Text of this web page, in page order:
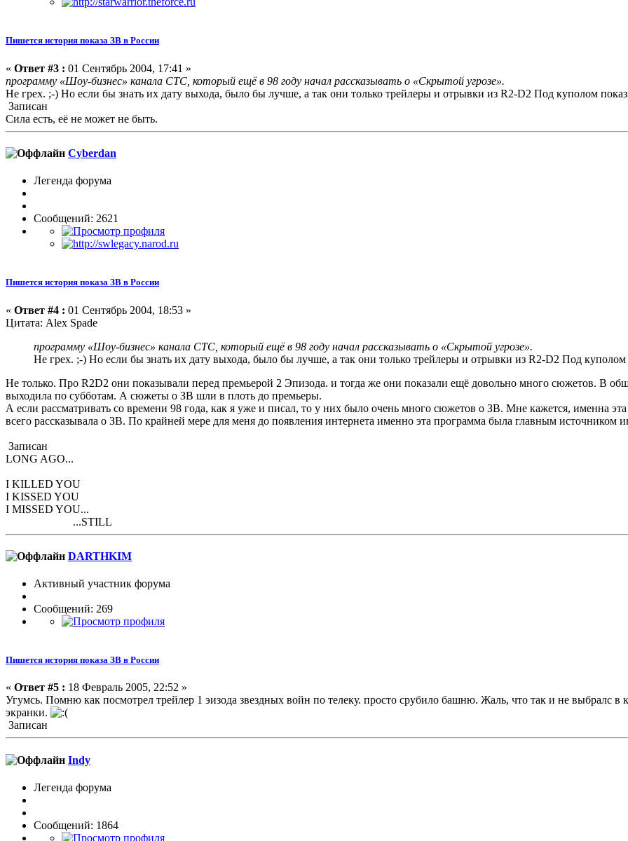
Пишется история показа ЗВ в России
« Ответ #3 : 01 Сентябрь 2004, 17:41 »
программу «Шоу-бизнес» канала СТС, который ещё в 98 году начал рассказывать о «Скрытой угрозе».
Не грех. ;-) Но если бы знать их дату выхода, было бы лучше, а так они только трейлеры и отрывки из R2-D2 Под куполом
Записан
Сила есть, её не может не быть.
Cyberdan
Легенда форума
Сообщений: 2621
Пишется история показа ЗВ в России
« Ответ #4 : 01 Сентябрь 2004, 18:53 »
Цитата: Alex Spade
программу «Шоу-бизнес» канала СТС, который ещё в 98 году начал рассказывать о «Скрытой угрозе».
Не грех. ;-) Но если бы знать их дату выхода, было бы лучше, а так они только трейлеры и отрывки из R2-D2 Под куполом
Не только. Про R2D2 они показывали перед премьерой 2 Эпизода. и тогда же они показали ещё довольно много сюжетов. В
выходила по субботам. А сюжеты о ЗВ шли в плоть до премьеры.
А если рассматривать со времени 98 года, как я уже и писал, то у них было очень много сюжетов о ЗВ. Мне кажется, именна
всего рассказывала о ЗВ. По крайней мере для меня до появления интернета именно эта программа была главным источником
Записан
LONG AGO...
I KILLED YOU
I KISSED YOU
I MISSED YOU...
...STILL
DARTHKIM
Активный участник форума
Сообщений: 269
Пишется история показа ЗВ в России
« Ответ #5 : 18 Февраль 2005, 22:52 »
Угумсь. Помню как посмотрел трейлер 1 эизода звездных войн по телеку. просто срубило башню. Жаль, что так и не выбралс в
экранки.
Записан
Indy
Легенда форума
Сообщений: 1864